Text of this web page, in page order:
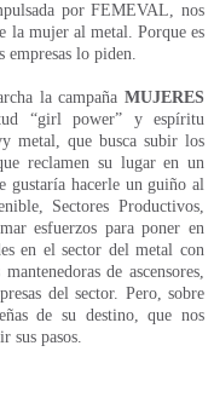
por FEMEVAL, nos
la mujer al metal. Porque es
empresas lo piden.
la campañaMUJERES
“girl power” y espíritu
metal, que busca subir los
reclamen su lugar en un
gustaría hacerle un guiño al
Sectores Productivos,
esfuerzos para poner en
en el sector del metal con
de ascensores,
del sector. Pero, sobre
de su destino, que nos
sus pasos.